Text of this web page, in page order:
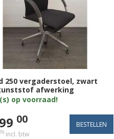
250 vergaderstoel, zwart
afwerking
chroom frame,
met stelvoetjes
op voorraad!
00
incl. btw